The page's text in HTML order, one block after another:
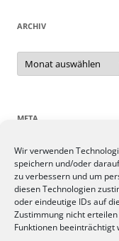
Wir verwenden
speichern und/oder
zu verbessern und um
diesen Technologien
oder eindeutige IDs auf
Zustimmung nicht
Funktionen beeinträchtigt
ARCHIV
Archiv
META
Anmelden
Eintrags-Feed
Kommentar-Feed
WordPress.org